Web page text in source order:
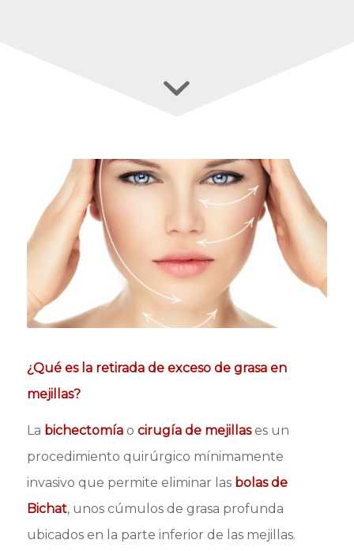
¿Qué es la retirada de exceso de grasa en
mejillas?
La bichectomíao cirugía de mejillases un
procedimiento quirúrgico mínimamente
invasivo que permite eliminar las bolas de
Bichat, unos cúmulos de grasa profunda
ubicados en la parte inferior de las mejillas.